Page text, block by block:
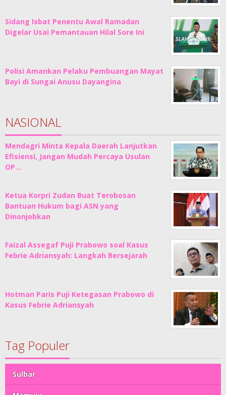
Sidang Isbat Penentu Awal Ramadan
Digelar Usai Pemantauan Hilal Sore Ini
Polisi Amankan Pelaku Pembuangan Mayat
Bayi di Sungai Anusu Dayangina
NASIONAL
Mendagri Minta Kepala Daerah Lanjutkan
Efisiensi, Jangan Mudah Percaya Usulan
OP…
Ketua Korpri Zudan Buat Terobosan
Bantuan Hukum bagi ASN yang
Dinonjobkan
Faizal Assegaf Puji Prabowo soal Kasus
Febrie Adriansyah: Langkah Bersejarah
Hotman Paris Puji Ketegasan Prabowo di
Kasus Febrie Adriansyah
Tag Populer
Sulbar